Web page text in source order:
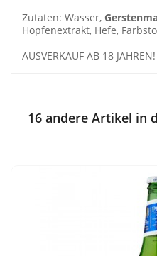
Zutaten: Wasser,
Hopfenextrakt, Hefe,
AUSVERKAUF AB 18 JAHREN!
16 andere Artikel in